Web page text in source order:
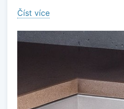
Číst více